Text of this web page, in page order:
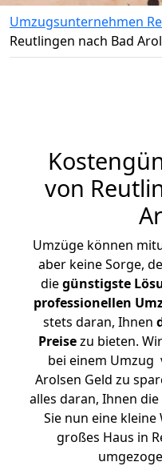
Umzugsunternehmen
Reutlingen nach Bad
von
Umzüge können
aber keine Sorge,
diegünstigste
professionellen
stets daran, Ihnen
Preisezu bieten.
bei einem Umzug
Arolsen Geld zu
alles daran, Ihnen
Sie nun eine
großes Haus in